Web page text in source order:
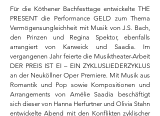
​Für die Köthener Bachfesttage entwickelte THE
PRESENT die Performance GELD zum Thema
Vermögensungleichheit mit Musik von J.S. Bach,
den Prinzen und Regina Spektor, ebenfalls
arrangiert von Karweick und Saadia. Im
vergangenen Jahr feierte die Musiktheater-Arbeit
DER PREIS IST EI – EIN ZYKLUSLIEDERZYKLUS
an der Neuköllner Oper Premiere. Mit Musik aus
Romantik und Pop sowie Kompositionen und
Arrangements von Amélie Saadia beschäftigt
sich dieser von Hanna Herfurtner und Olivia Stahn
entwickelte Abend mit den Konflikten zyklischer